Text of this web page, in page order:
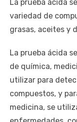
La prueba ácida
variedad de
grasas, aceites y
La prueba ácida
de química,
utilizar para
compuestos, y
medicina, se